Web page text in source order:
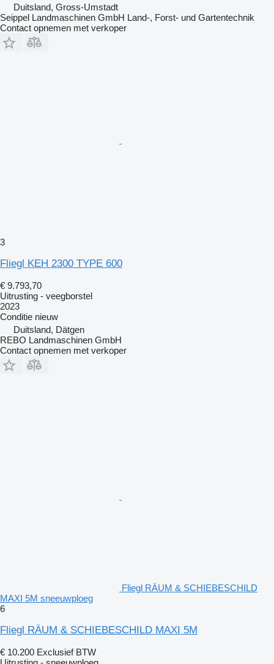
Duitsland, Gross-Umstadt
Seippel Landmaschinen GmbH Land-, Forst- und Gartentechnik
Contact opnemen met verkoper
3
Fliegl KEH 2300 TYPE 600
€ 9.793,70
Uitrusting - veegborstel
2023
Conditie nieuw
Duitsland, Dätgen
REBO Landmaschinen GmbH
Contact opnemen met verkoper
Fliegl RÄUM & SCHIEBESCHILD
MAXI 5M sneeuwploeg
6
Fliegl RÄUM & SCHIEBESCHILD MAXI 5M
€ 10.200 Exclusief BTW